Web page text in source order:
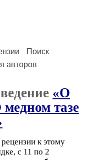
Поиск
авторов
«О
тазе
к этому
с 11 по 2